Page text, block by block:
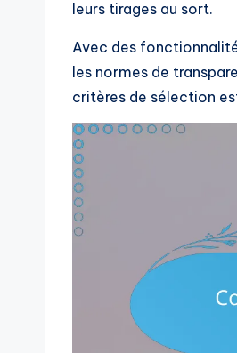
leurs tirages au sort.
Avec des
les normes de
critères de sélection